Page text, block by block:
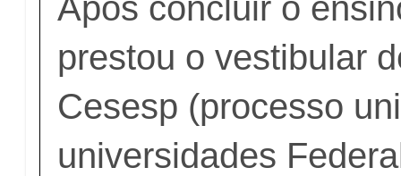
prestou o vestibular
Cesesp (processo
universidades